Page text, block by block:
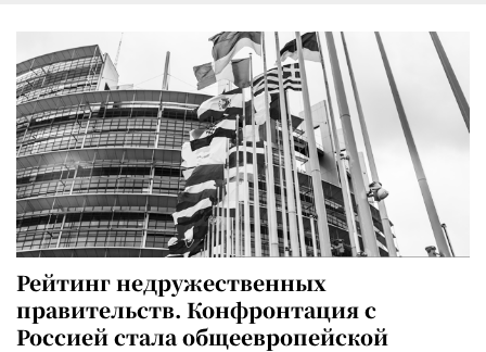
Рейтинг недружественных
правительств. Конфронтация с
Россией стала общеевропейской